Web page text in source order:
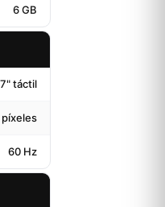
6 GB
táctil
60 Hz